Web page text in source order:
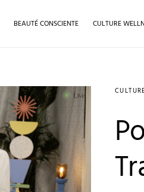
BEAUTÉ CONSCIENTE CULTURE